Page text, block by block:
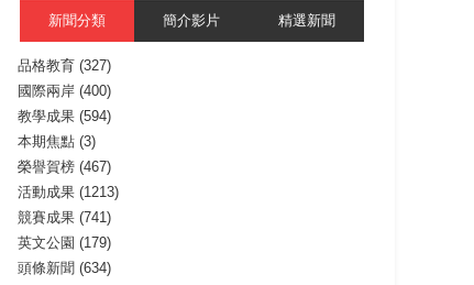
新聞分類 簡介影片 精選新聞
品格教育 (327)
國際兩岸 (400)
教學成果 (594)
本期焦點 (3)
榮譽賀榜 (467)
活動成果 (1213)
競賽成果 (741)
英文公園 (179)
頭條新聞 (634)